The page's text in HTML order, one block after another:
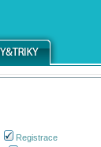
Registrace